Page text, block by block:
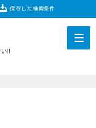
保存した検索条件
!!